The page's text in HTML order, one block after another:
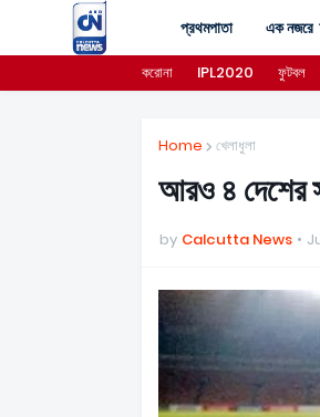
প্রথমপাতা এক নজরে
করোনা IPL2020 ফুটবল
Home খেলাধুলা
আরও ৪ দেশের
by Calcutta News